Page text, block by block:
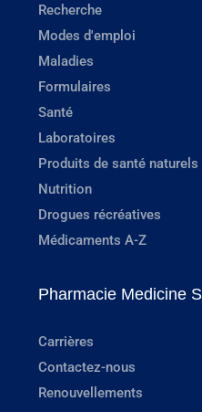
Recherche
Modes d'emploi
Maladies
Formulaires
Santé
Laboratoires
Produits de santé naturels
Nutrition
Drogues récréatives
Médicaments A-Z
Pharmacie Medicine
Carrières
Contactez-nous
Renouvellements